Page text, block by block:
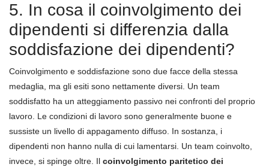
5. In cosa il coinvolgimento dei
dipendenti si differenzia dalla
soddisfazione dei dipendenti?
Coinvolgimento e soddisfazione sono due facce della stessa
medaglia, ma gli esiti sono nettamente diversi. Un team
soddisfatto ha un atteggiamento passivo nei confronti del proprio
lavoro. Le condizioni di lavoro sono generalmente buone e
sussiste un livello di appagamento diffuso. In sostanza, i
dipendenti non hanno nulla di cui lamentarsi. Un team coinvolto,
invece, si spinge oltre. Il coinvolgimento paritetico dei